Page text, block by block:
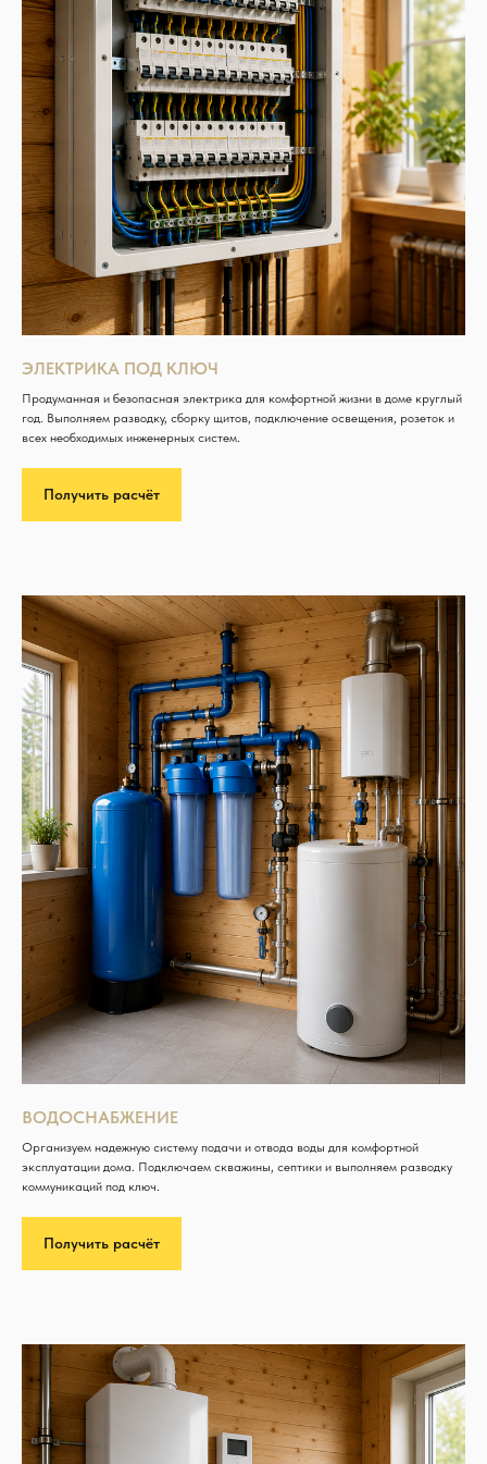
ЭЛЕКТРИКА ПОД КЛЮЧ
Продуманная и безопасная электрика для комфортной жизни в доме круглый
год. Выполняем разводку, сборку щитов, подключение освещения, розеток и
всех необходимых инженерных систем.
Получить расчёт
ВОДОСНАБЖЕНИЕ
Организуем надежную систему подачи и отвода воды для комфортной
эксплуатации дома. Подключаем скважины, септики и выполняем разводку
коммуникаций под ключ.
Получить расчёт